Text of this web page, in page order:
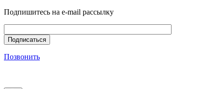
Подпишитесь на e-mail рассылку
Позвонить